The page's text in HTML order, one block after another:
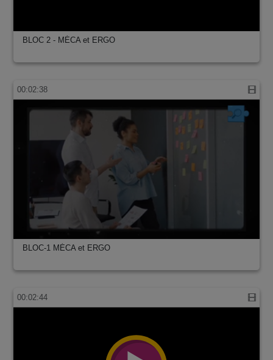
BLOC 2 - MÉCA et ERGO
00:02:38
BLOC-1 MÉCA et ERGO
00:02:44